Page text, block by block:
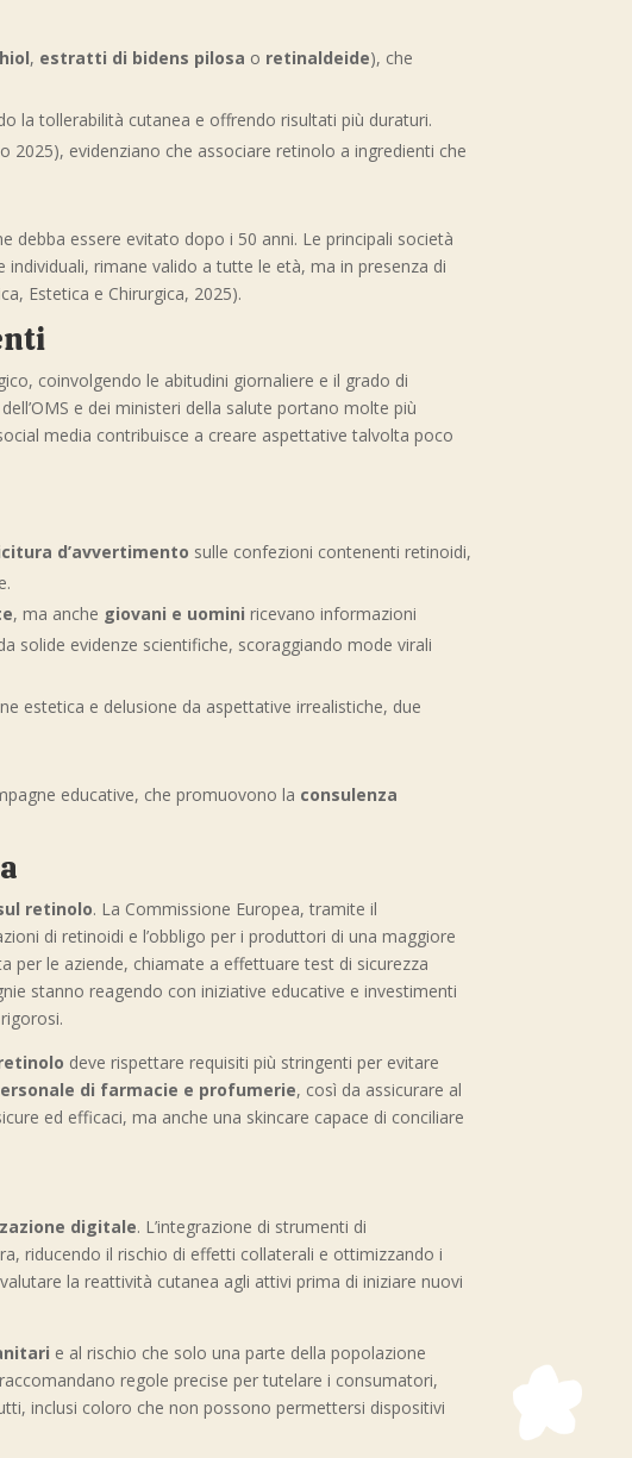
, estratti di bidens pilosa o retinaldeide), che
la tollerabilità cutanea e offrendo risultati più duraturi.
2025), evidenziano che associare retinolo a ingredienti che
debba essere evitato dopo i 50 anni. Le principali società
rimane valido a tutte le età, ma in presenza di
Estetica e Chirurgica, 2025).
coinvolgendo le abitudini giornaliere e il grado di
e dei ministeri della salute portano molte più
media contribuisce a creare aspettative talvolta poco
d’avvertimento sulle confezioni contenenti retinoidi,
, ma anche giovani e uomini ricevano informazioni
solide evidenze scientifiche, scoraggiando mode virali
estetica e delusione da aspettative irrealistiche, due
educative, che promuovono la consulenza
retinolo. La Commissione Europea, tramite il
di retinoidi e l’obbligo per i produttori di una maggiore
per le aziende, chiamate a effettuare test di sicurezza
stanno reagendo con iniziative educative e investimenti
deve rispettare requisiti più stringenti per evitare
di farmacie e profumerie, così da assicurare al
ed efficaci, ma anche una skincare capace di conciliare
digitale. L’integrazione di strumenti di
riducendo il rischio di effetti collaterali e ottimizzando i
la reattività cutanea agli attivi prima di iniziare nuovi
e al rischio che solo una parte della popolazione
regole precise per tutelare i consumatori,
inclusi coloro che non possono permettersi dispositivi